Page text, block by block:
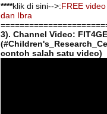
****klik di sini-->:FREE
dan Ibra
3). Channel Video:
contoh salah satu video)